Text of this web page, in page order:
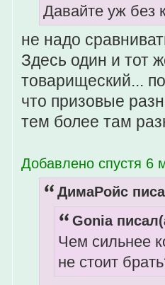
Давайте уж без
не надо
Здесь один и тот
товарищеский...
что призовые
тем более там
Добавлено спустя 6
ДимаРойс
Gonia
Чем сильнее
не стоит